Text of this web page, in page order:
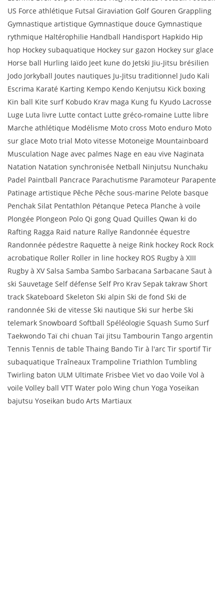
US Force athlétique Futsal Giraviation Golf Gouren Grappling
Gymnastique artistique Gymnastique douce Gymnastique
rythmique Haltérophilie Handball Handisport Hapkido Hip
hop Hockey subaquatique Hockey sur gazon Hockey sur glace
Horse ball Hurling Iaïdo Jeet kune do Jetski Jiu-Jitsu brésilien
Jodo Jorkyball Joutes nautiques Ju-Jitsu traditionnel Judo Kali
Escrima Karaté Karting Kempo Kendo Kenjutsu Kick boxing
Kin ball Kite surf Kobudo Krav maga Kung fu Kyudo Lacrosse
Luge Luta livre Lutte contact Lutte gréco-romaine Lutte libre
Marche athlétique Modélisme Moto cross Moto enduro Moto
sur glace Moto trial Moto vitesse Motoneige Mountainboard
Musculation Nage avec palmes Nage en eau vive Naginata
Natation Natation synchronisée Netball Ninjutsu Nunchaku
Padel Paintball Pancrace Parachutisme Paramoteur Parapente
Patinage artistique Pêche Pêche sous-marine Pelote basque
Penchak Silat Pentathlon Pétanque Peteca Planche à voile
Plongée Plongeon Polo Qi gong Quad Quilles Qwan ki do
Rafting Ragga Raid nature Rallye Randonnée équestre
Randonnée pédestre Raquette à neige Rink hockey Rock Rock
acrobatique Roller Roller in line hockey ROS Rugby à XIII
Rugby à XV Salsa Samba Sambo Sarbacana Sarbacane Saut à
ski Sauvetage Self défense Self Pro Krav Sepak takraw Short
track Skateboard Skeleton Ski alpin Ski de fond Ski de
randonnée Ski de vitesse Ski nautique Ski sur herbe Ski
telemark Snowboard Softball Spéléologie Squash Sumo Surf
Taekwondo Taï chi chuan Taï jitsu Tambourin Tango argentin
Tennis Tennis de table Thaing Bando Tir à l'arc Tir sportif Tir
subaquatique Traîneaux Trampoline Triathlon Tumbling
Twirling baton ULM Ultimate Frisbee Viet vo dao Voile Vol à
voile Volley ball VTT Water polo Wing chun Yoga Yoseikan
bajutsu Yoseikan budo Arts Martiaux